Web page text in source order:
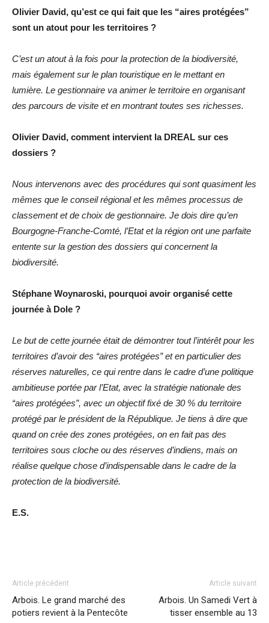
Olivier David, qu’est ce qui fait que les “aires protégées”
sont un atout pour les territoires ?
C’est un atout à la fois pour la protection de la biodiversité,
mais également sur le plan touristique en le mettant en
lumière. Le gestionnaire va animer le territoire en organisant
des parcours de visite et en montrant toutes ses richesses.
Olivier David, comment intervient la DREAL sur ces
dossiers ?
Nous intervenons avec des procédures qui sont quasiment les
mêmes que le conseil régional et les mêmes processus de
classement et de choix de gestionnaire. Je dois dire qu’en
Bourgogne-Franche-Comté, l’Etat et la région ont une parfaite
entente sur la gestion des dossiers qui concernent la
biodiversité.
Stéphane Woynaroski, pourquoi avoir organisé cette
journée à Dole ?
Le but de cette journée était de démontrer tout l’intérêt pour les
territoires d’avoir des “aires protégées” et en particulier des
réserves naturelles, ce qui rentre dans le cadre d’une politique
ambitieuse portée par l’Etat, avec la stratégie nationale des
“aires protégées”, avec un objectif fixé de 30 % du territoire
protégé par le président de la République. Je tiens à dire que
quand on crée des zones protégées, on en fait pas des
territoires sous cloche ou des réserves d’indiens, mais on
réalise quelque chose d’indispensable dans le cadre de la
protection de la biodiversité.
E.S.
Article précédent
Arbois. Le grand marché des
potiers revient à la Pentecôte
Article suivant
Arbois. Un Samedi Vert à
tisser ensemble au 13